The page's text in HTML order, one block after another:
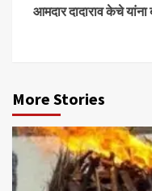
आमदार दादाराव केचे
More Stories